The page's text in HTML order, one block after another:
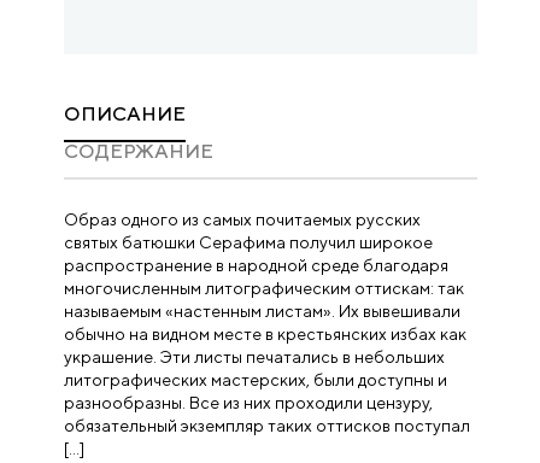
ОПИСАНИЕ
CОДЕРЖАНИЕ
Образ одного из самых почитаемых русских
святых батюшки Серафима получил широкое
распространение в народной среде благодаря
многочисленным литографическим оттискам: так
называемым «настенным листам». Их вывешивали
обычно на видном месте в крестьянских избах как
украшение. Эти листы печатались в небольших
литографических мастерских, были доступны и
разнообразны. Все из них проходили цензуру,
обязательный экземпляр таких оттисков поступал
[…]